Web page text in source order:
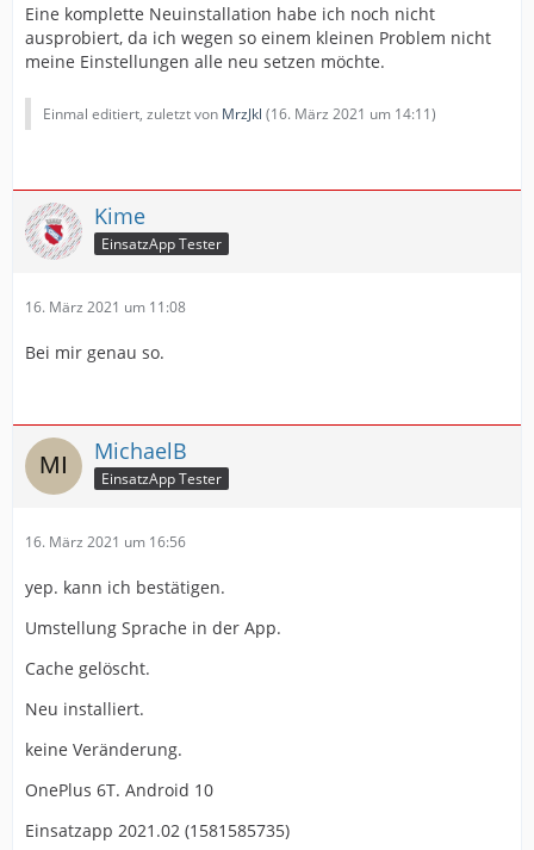
Eine komplette Neuinstallation habe ich noch nicht
ausprobiert, da ich wegen so einem kleinen Problem nicht
meine Einstellungen alle neu setzen möchte.
Einmal editiert, zuletzt von MrzJkl (16. März 2021 um 14:11)
Kime
EinsatzApp Tester
16. März 2021 um 11:08
Bei mir genau so.
MichaelB
EinsatzApp Tester
16. März 2021 um 16:56
yep. kann ich bestätigen.
Umstellung Sprache in der App.
Cache gelöscht.
Neu installiert.
keine Veränderung.
OnePlus 6T. Android 10
Einsatzapp 2021.02 (1581585735)